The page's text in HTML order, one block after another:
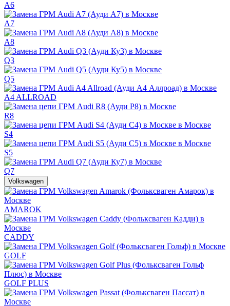
A6
A7
A8
Q3
Q5
A4 ALLROAD
R8
S4
S5
Q7
Volkswagen
AMAROK
CADDY
GOLF
GOLF PLUS